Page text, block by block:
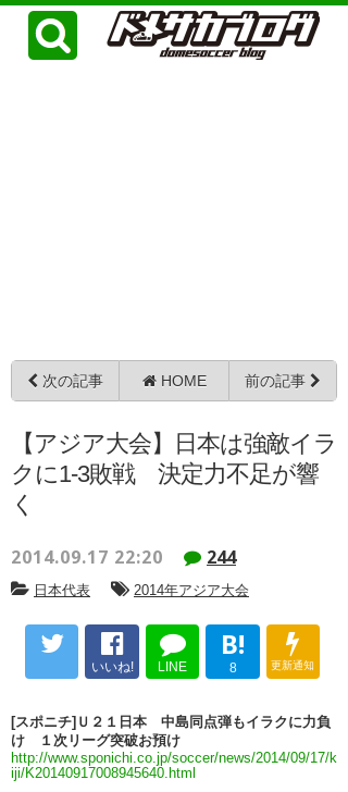
次の記事 HOME 前の記事
【アジア大会】日本は強敵イラ
クに1-3敗戦 決定力不足が響
く
2014.09.17 22:20 244
日本代表 2014年アジア大会
いいね! LINE
B!
8 更新通知
[スポニチ]Ｕ２１日本 中島同点弾もイラクに力負
け １次リーグ突破お預け
http://www.sponichi.co.jp/soccer/news/2014/09/17/k
iji/K20140917008945640.html